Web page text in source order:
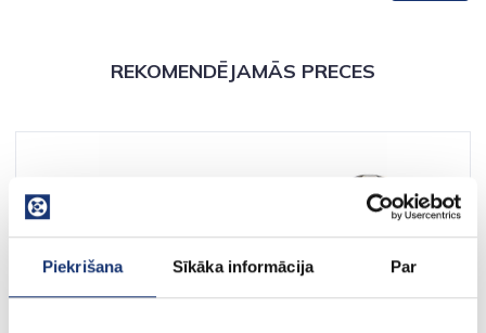
Piekrišana Sīkāka informācija Par
REKOMENDĒJAMĀS PRECES